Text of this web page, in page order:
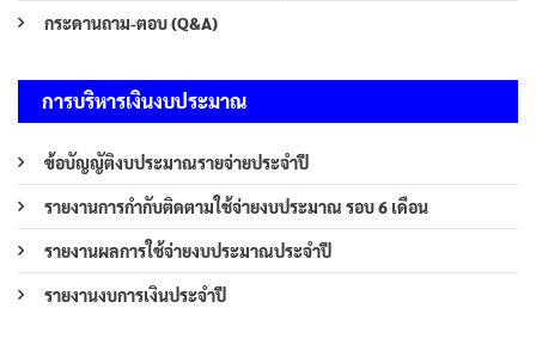
กระดานถาม-ตอบ (Q&A)
การบริหารเงินงบประมาณ
ข้อบัญญัติงบประมาณรายจ่ายประจำปี
รายงานการกำกับติดตามใช้จ่ายงบประมาณ รอบ 6 เดือน
รายงานผลการใช้จ่ายงบประมาณประจำปี
รายงานงบการเงินประจำปี